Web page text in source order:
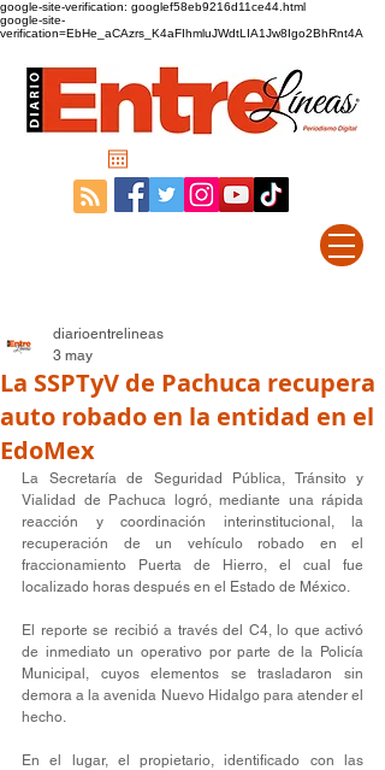
google-site-verification: googlef58eb9216d11ce44.html
google-site-
verification=EbHe_aCAzrs_K4aFIhmluJWdtLIA1Jw8Igo2BhRnt4A
La SSPTyV de Pachuca recupera
auto robado en la entidad en el
EdoMex
diarioentrelineas
3 may
La Secretaría de Seguridad Pública, Tránsito y
Vialidad de Pachuca logró, mediante una rápida
reacción y coordinación interinstitucional, la
recuperación de un vehículo robado en el
fraccionamiento Puerta de Hierro, el cual fue
localizado horas después en el Estado de México.
El reporte se recibió a través del C4, lo que activó
de inmediato un operativo por parte de la Policía
Municipal, cuyos elementos se trasladaron sin
demora a la avenida Nuevo Hidalgo para atender el
hecho.
En el lugar, el propietario, identificado con las